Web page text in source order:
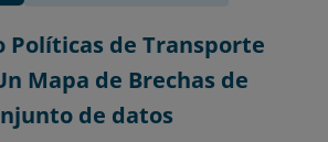
Políticas de Transporte
Mapa de Brechas de
de datos